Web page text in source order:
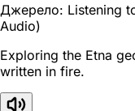
Джерело: Listening
Audio)
Exploring the Etna
written in fire.